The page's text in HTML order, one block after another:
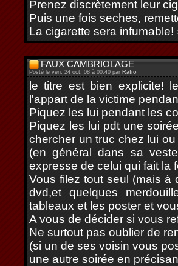
Prenez discrètement leur
Puis une fois seches,
La cigarette sera infumable!
FAUX CAMBRIOLAGE
Posté le ven. 24 oct. 08 à 00:40 par Rafio
le titre est bien explicite!
l'appart de la victime
Piquez les lui pendant les
Piquez les lui pdt une
chercher un truc chez lui
(en général dans sa
expresse de celui qui fait la
Vous filez tout seul (mais à
dvd,et quelques
tableaux et les poster et
A vous de décider si vous
Ne surtout pas oublier de
(si un de ses voisin vous
une autre soirée en